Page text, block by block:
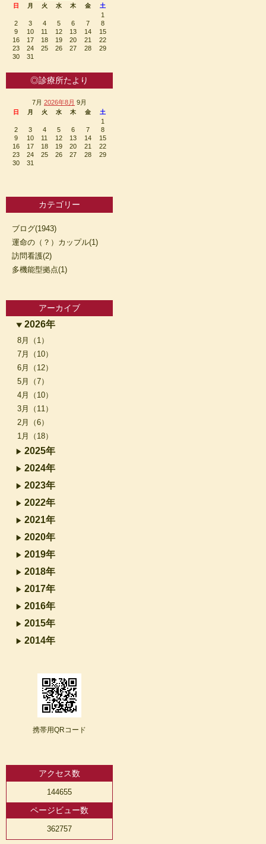
日 月 火 水 木 金 土
1
2
3 4 5 6 7
8
9
10 11 12 13 14
15
16
17 18 19 20 21
22
23
24 25 26 27 28
29
30
31
◎診療所たより
7月 2026年8月 9月
日 月 火 水 木 金 土
1
2
3 4 5 6 7
8
9
10 11 12 13 14
15
16
17 18 19 20 21
22
23
24 25 26 27 28
29
30
31
カテゴリー
ブログ(1943)
運命の（？）カップル(1)
訪問看護(2)
多機能型拠点(1)
アーカイブ
2026年
8月（1）
7月（10）
6月（12）
5月（7）
4月（10）
3月（11）
2月（6）
1月（18）
2025年
2024年
2023年
2022年
2021年
2020年
2019年
2018年
2017年
2016年
2015年
2014年
携帯用QRコード
アクセス数
144655
ページビュー数
362757